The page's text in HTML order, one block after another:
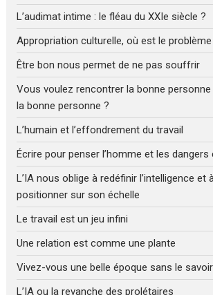
L’audimat intime : le fléau du XXIe siècle ?
Appropriation culturelle, où est le problème
Être bon nous permet de ne pas souffrir
Vous voulez rencontrer la bonne
la bonne personne ?
L’humain et l’effondrement du travail
Écrire pour penser l’homme et les dangers
L’IA nous oblige à redéfinir l’intelligence et
positionner sur son échelle
Le travail est un jeu infini
Une relation est comme une plante
Vivez-vous une belle époque sans le
L’IA ou la revanche des prolétaires